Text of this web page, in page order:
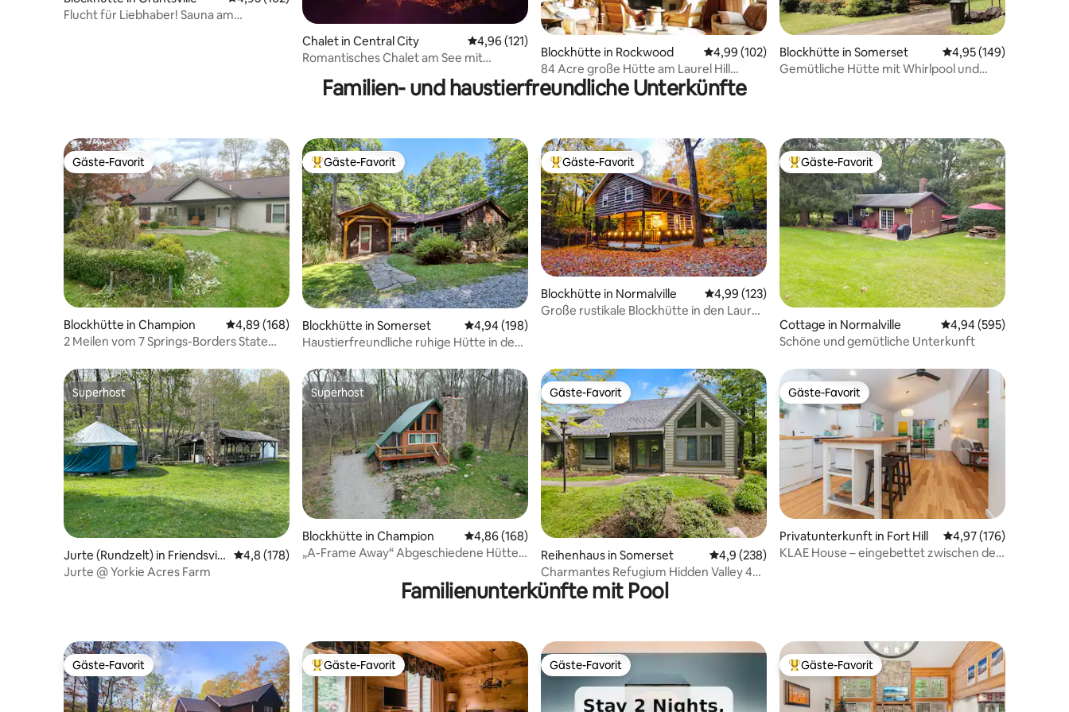
Flucht für Liebhaber! Sauna am
Chalet in Central City Durchschnittliche Bewertung: 4,96 von 5, 121 Bewertungen
4,96 (121)
Romantisches Chalet am See mit
Blockhütte in Rockwood Durchschnittliche Bewertung: 4,99 von 5, 102 Bewertungen
4,99 (102)
84 Acre große Hütte am Laurel Hill
Creek/Quellgespeister Teich
Blockhütte in Somerset Durchschnittliche
4,95 (149)
Gemütliche Hütte mit Whirlpool und
Familien- und haustierfreundliche Unterkünfte
Gäste-Favorit
Gäste-Favorit
Blockhütte in Champion Durchschnittliche Bewertung: 4,89 von 5, 168 Bewertungen
4,89 (168)
2 Meilen vom 7 Springs-Borders State
Beliebter Gäste-Favorit.
Gäste-Favorit
Blockhütte in Somerset Durchschnittliche Bewertung: 4,94 von 5, 198 Bewertungen
4,94 (198)
Haustierfreundliche ruhige Hütte in den
Beliebter Gäste-Favorit.
Gäste-Favorit
Blockhütte in Normalville Durchschnittliche Bewertung: 4,99 von 5, 123 Bewertungen
4,99 (123)
Große rustikale Blockhütte in den Laurel
Beliebter Gäste-Favorit.
Gäste-Favorit
Cottage in Normalville Durchschnittliche
4,94 (595)
Schöne und gemütliche Unterkunft
Superhost
Superhost
Jurte (Rundzelt) in Friendsvill
e
Durchschnittliche Bewertung: 4,8 von 5, 178 Bewertungen
4,8 (178)
Jurte @ Yorkie Acres Farm
Superhost
Superhost
Blockhütte in Champion Durchschnittliche Bewertung: 4,86 von 5, 168 Bewertungen
4,86 (168)
„A-Frame Away“ Abgeschiedene Hütte
Gäste-Favorit
Gäste-Favorit
Reihenhaus in Somerset Durchschnittliche Bewertung: 4,9 von 5, 238 Bewertungen
4,9 (238)
Charmantes Refugium Hidden Valley 4
Schlafzimmer + 3 Bäder Whirlpool
Gäste-Favorit
Gäste-Favorit
Privatunterkunft in Fort Hill Durchschnittliche
4,97 (176)
KLAE House – eingebettet zwischen den
Familienunterkünfte mit Pool
Gäste-Favorit
Gäste-Favorit Beliebter Gäste-Favorit.
Gäste-Favorit Gäste-Favorit
Gäste-Favorit Beliebter Gäste-Favorit.
Gäste-Favorit